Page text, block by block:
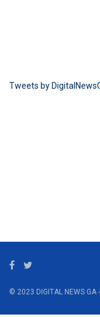
Tweets by
© 2023 DIGITAL NEWS